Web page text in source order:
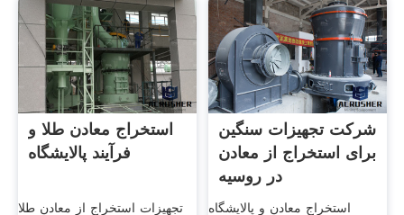
استخراج معادن طلا و
فرآیند پالایشگاه
تجهیزات استخراج از معادن طلا
شرکت تجهیزات سنگین
برای استخراج از معادن
در روسیه
استخراج معادن و پالایشگاه